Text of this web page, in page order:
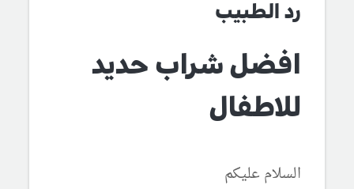
رد الطبيب
افضل شراب حديد
للاطفال
السلام عليكم